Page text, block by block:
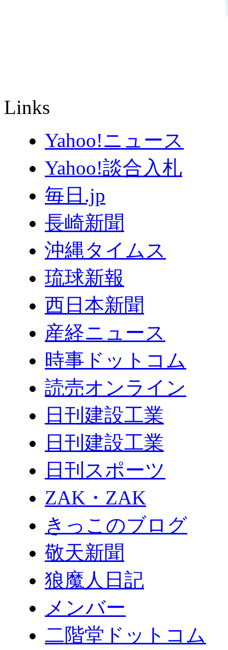
Links
Yahoo!ニュース
Yahoo!談合入札
毎日.jp
長崎新聞
沖縄タイムス
琉球新報
西日本新聞
産経ニュース
時事ドットコム
読売オンライン
日刊建設工業
日刊建設工業
日刊スポーツ
ZAK・ZAK
きっこのブログ
敬天新聞
狼魔人日記
メンバー
二階堂ドットコム